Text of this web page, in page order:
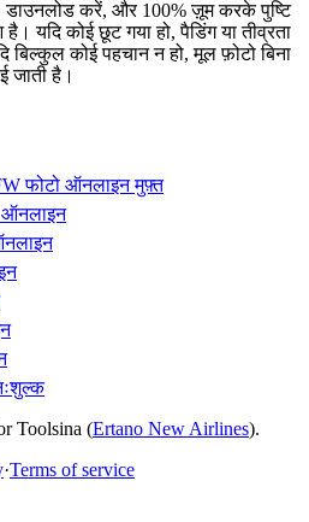
डाउनलोड करें, और 100% ज़ूम करके पुष्टि
यदि कोई छूट गया हो, पैडिंग या तीव्रता
बिल्कुल कोई पहचान न हो, मूल फ़ोटो बिना
जाती है।
फोटो ऑनलाइन मुफ़्त
ऑनलाइन
Toolsina (Ertano New Airlines).
·Terms of service